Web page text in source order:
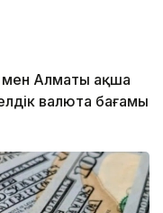
Алматы ақша
валюта бағамы